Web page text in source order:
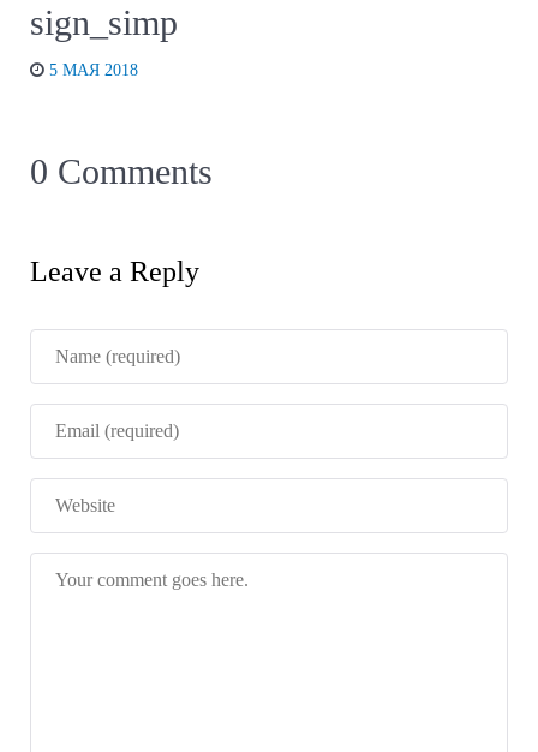
sign_simp
5 МАЯ 2018
0 Comments
Leave a Reply